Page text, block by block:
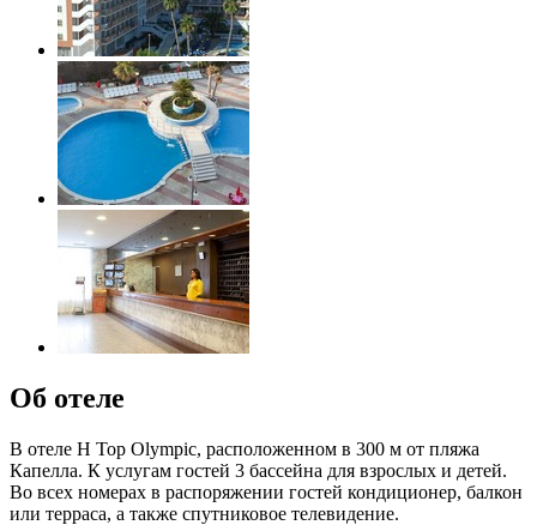
Об отеле
В отеле H Top Olympic, расположенном в 300 м от пляжа
Капелла. К услугам гостей 3 бассейна для взрослых и детей.
Во всех номерах в распоряжении гостей кондиционер, балкон
или терраса, а также спутниковое телевидение.